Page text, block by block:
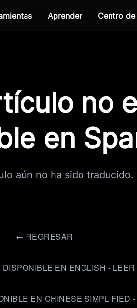
Aprender Centro de
no
en
aún no ha sido traducido.
← REGRESAR
DISPONIBLE EN ENGLISH -
EN CHINESE SIMPLIFIED